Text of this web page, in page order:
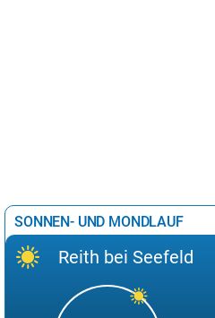
SONNEN- UND MONDLAUF
Reith bei Seefeld